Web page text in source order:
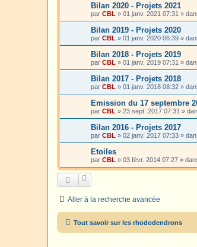
Bilan 2020 - Projets 2021
par CBL » 01 janv. 2021 07:31 »
Bilan 2019 - Projets 2020
par CBL » 01 janv. 2020 06:39 »
Bilan 2018 - Projets 2019
par CBL » 01 janv. 2019 07:31 »
Bilan 2017 - Projets 2018
par CBL » 01 janv. 2018 08:32 »
Emission du 17 septembre
par CBL » 23 sept. 2017 07:31 »
Bilan 2016 - Projets 2017
par CBL » 02 janv. 2017 07:33 »
Etoiles
par CBL » 03 févr. 2014 07:27 »
Aller à la recherche avancée
Tout savoir sur les rhododendrons